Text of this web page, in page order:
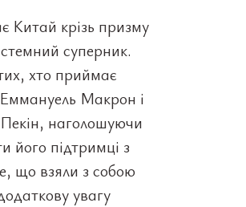
Китай крізь призму
суперник.
хто приймає
Еммануель Макрон і
наголошуючи
його підтримці з
що взяли з собою
увагу